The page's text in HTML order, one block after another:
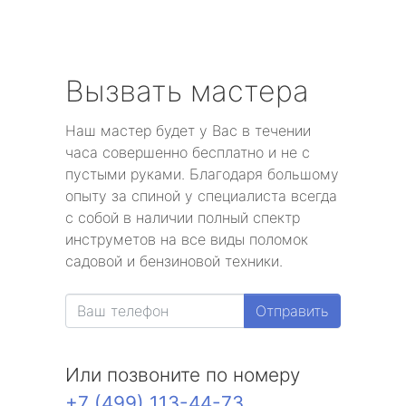
Вызвать мастера
Наш мастер будет у Вас в течении
часа совершенно бесплатно и не с
пустыми руками. Благодаря большому
опыту за спиной у специалиста всегда
с собой в наличии полный спектр
инструметов на все виды поломок
садовой и бензиновой техники.
Отправить
Или позвоните по номеру